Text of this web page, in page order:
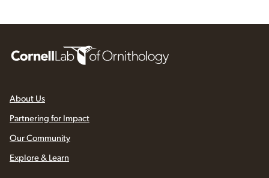
About Us
Partnering for Impact
Our Community
Explore & Learn